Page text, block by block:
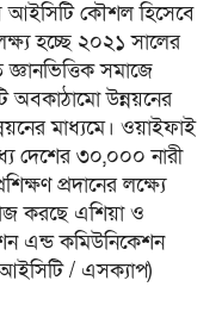
আইসিটি কৌশল হিসেবে
হচ্ছে ২০২১ সালের
সমাজে
অবকাঠামো উন্নয়নের
মাধ্যমে। ওয়াইফাই
দেশের ৩০,০০০ নারী
প্রদানের লক্ষ্যে
করছে এশিয়া ও
এন্ড কমিউনিকেশন
/ এসক্যাপ)